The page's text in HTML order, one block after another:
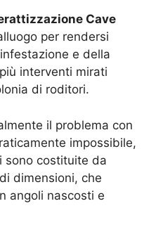
Cave
per rendersi
e della
interventi mirati
di roditori.
il problema con
impossibile,
sono costituite da
dimensioni, che
angoli nascosti e